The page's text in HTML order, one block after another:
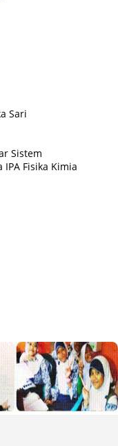
Sari
Sistem
Fisika Kimia